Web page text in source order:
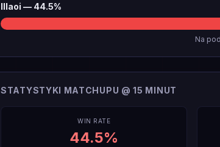
Illaoi — 44.5%
Na
STATYSTYKI MATCHUPU @ 15 MINUT
WIN RATE
44.5%